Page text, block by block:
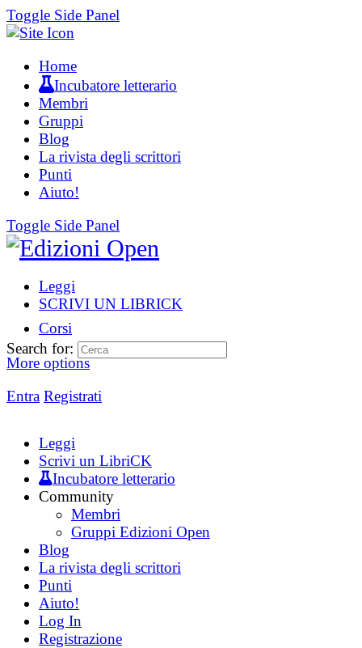
Toggle Side Panel
Home
Incubatore letterario
Membri
Gruppi
Blog
La rivista degli scrittori
Punti
Aiuto!
Toggle Side Panel
Leggi
SCRIVI UN LIBRICK
Corsi
More options
Entra Registrati
Search for:
Leggi
Scrivi un LibriCK
Incubatore letterario
Community
Membri
Gruppi Edizioni Open
Blog
La rivista degli scrittori
Punti
Aiuto!
Log In
Registrazione